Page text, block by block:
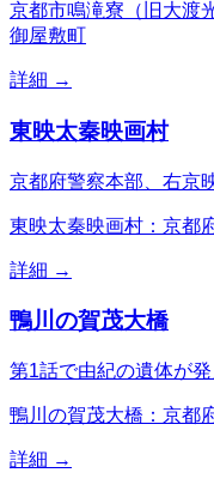
京都市鳴滝寮（旧大渡
御屋敷町
詳細 →
東映太秦映画村
京都府警察本部、右京
東映太秦映画村：京都
詳細 →
鴨川の賀茂大橋
第1話で由紀の遺体が発
鴨川の賀茂大橋：京都
詳細 →